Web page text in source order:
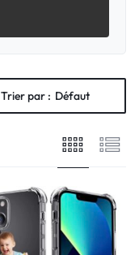
Trier par : Défaut